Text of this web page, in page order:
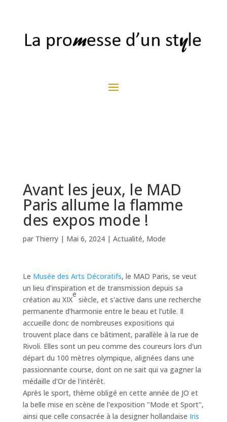
Avant les jeux, le MAD
Paris allume la flamme
des expos mode !
par Thierry| Mai 6, 2024| Actualité, Mode
Le Musée des Arts Décoratifs, le MAD Paris, se veut
un lieu d’inspiration et de transmission depuis sa
création au XIX
e
siècle, et s'active dans une recherche
permanente d’harmonie entre le beau et l’utile. Il
accueille donc de nombreuses expositions qui
trouvent place dans ce bâtiment, parallèle à la rue de
Rivoli. Elles sont un peu comme des coureurs lors d'un
départ du 100 mètres olympique, alignées dans une
passionnante course, dont on ne sait qui va gagner la
médaille d'Or de l'intérêt.
Après le sport, thème obligé en cette année de JO et
la belle mise en scène de l'exposition "Mode et Sport",
ainsi que celle consacrée à la designer hollandaise Iris